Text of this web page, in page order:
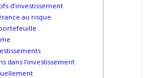
d’investissement
au risque
dans l’investissement